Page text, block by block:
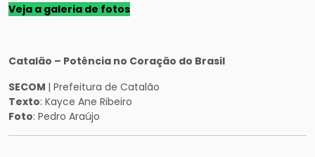
Veja a galeria de fotos
Catalão – Potência no Coração do Brasil
SECOM | Prefeitura de Catalão
Texto: Kayce Ane Ribeiro
Foto: Pedro Araújo